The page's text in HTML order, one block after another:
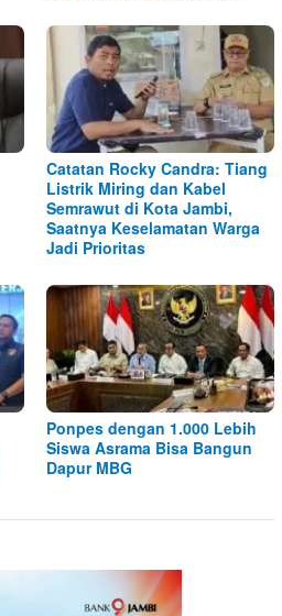
Catatan Rocky Candra: Tiang
Listrik Miring dan Kabel
Semrawut di Kota Jambi,
Saatnya Keselamatan Warga
Jadi Prioritas
Ponpes dengan 1.000 Lebih
Siswa Asrama Bisa Bangun
Dapur MBG